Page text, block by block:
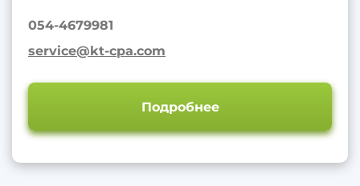
054-4679981
service@kt-cpa.com
Подробнее